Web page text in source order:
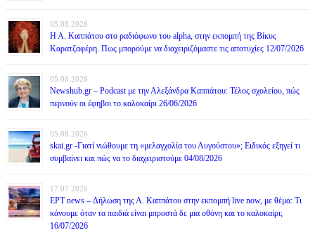
05.08.2026
Η Α. Καππάτου στο ραδιόφωνο του alpha, στην εκπομπή της Βίκυς
Καρατζαφέρη. Πως μπορούμε να διαχειριζόμαστε τις αποτυχίες 12/07/2026
05.08.2026
Newshub.gr – Podcast με την Αλεξάνδρα Καππάτου: Τέλος σχολείου, πώς
περνούν οι έφηβοι το καλοκαίρι 26/06/2026
05.08.2026
skai.gr -Γιατί νιώθουμε τη «μελαγχολία του Αυγούστου»; Ειδικός εξηγεί τι
συμβαίνει και πώς να το διαχειριστούμε 04/08/2026
17.07.2026
ΕΡΤ news – Δήλωση της Α. Καππάτου στην εκπομπή live now, με θέμα: Τι
κάνουμε όταν τα παιδιά είναι μπροστά δε μια οθόνη και το καλοκαίρι;
16/07/2026